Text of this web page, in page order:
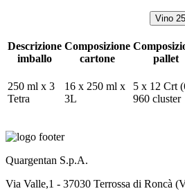
Vino
Descrizione
imballo
Composizione
cartone
pallet
250 ml x 3
Tetra
16 x 250 ml x
3L
5 x 12 Crt
960 cluster
Quargentan S.p.A.
Via Valle,1 - 37030 Terrossa di Roncà